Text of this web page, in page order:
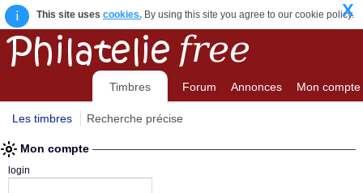
i This site uses cookies.By using this site you agree to our cookie policy.
X
Timbres Forum Annonces Mon compte
Les timbres Recherche précise
Mon compte
login